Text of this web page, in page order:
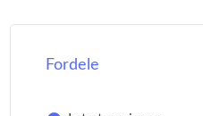
Fordele